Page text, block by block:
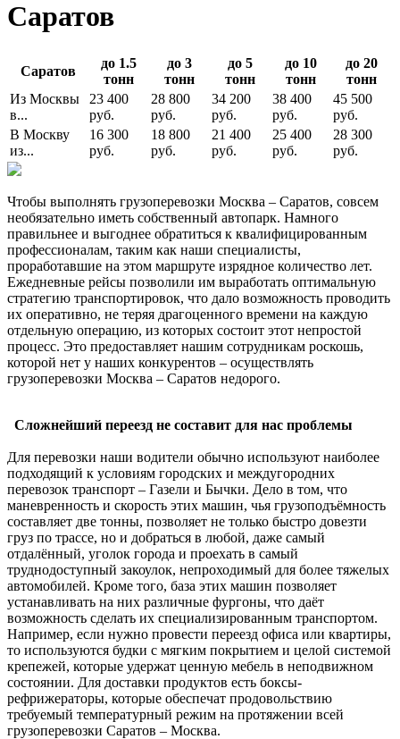
Саратов
Саратов
до 1.5
тонн
до 3
тонн
до 5
тонн
до 10
тонн
до 20
тонн
Из Москвы
в...
23 400
руб.
28 800
руб.
34 200
руб.
38 400
руб.
45 500
руб.
В Москву
из...
16 300
руб.
18 800
руб.
21 400
руб.
25 400
руб.
28 300
руб.
Чтобы выполнять грузоперевозки Москва – Саратов, совсем
необязательно иметь собственный автопарк. Намного
правильнее и выгоднее обратиться к квалифицированным
профессионалам, таким как наши специалисты,
проработавшие на этом маршруте изрядное количество лет.
Ежедневные рейсы позволили им выработать оптимальную
стратегию транспортировок, что дало возможность проводить
их оперативно, не теряя драгоценного времени на каждую
отдельную операцию, из которых состоит этот непростой
процесс. Это предоставляет нашим сотрудникам роскошь,
которой нет у наших конкурентов – осуществлять
грузоперевозки Москва – Саратов недорого.
Сложнейший переезд не составит для нас проблемы
Для перевозки наши водители обычно используют наиболее
подходящий к условиям городских и междугородних
перевозок транспорт – Газели и Бычки. Дело в том, что
маневренность и скорость этих машин, чья грузоподъёмность
составляет две тонны, позволяет не только быстро довезти
груз по трассе, но и добраться в любой, даже самый
отдалённый, уголок города и проехать в самый
труднодоступный закоулок, непроходимый для более тяжелых
автомобилей. Кроме того, база этих машин позволяет
устанавливать на них различные фургоны, что даёт
возможность сделать их специализированным транспортом.
Например, если нужно провести переезд офиса или квартиры,
то используются будки с мягким покрытием и целой системой
крепежей, которые удержат ценную мебель в неподвижном
состоянии. Для доставки продуктов есть боксы-
рефрижераторы, которые обеспечат продовольствию
требуемый температурный режим на протяжении всей
грузоперевозки Саратов – Москва.